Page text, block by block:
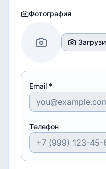
Фотография
Email *
Телефон